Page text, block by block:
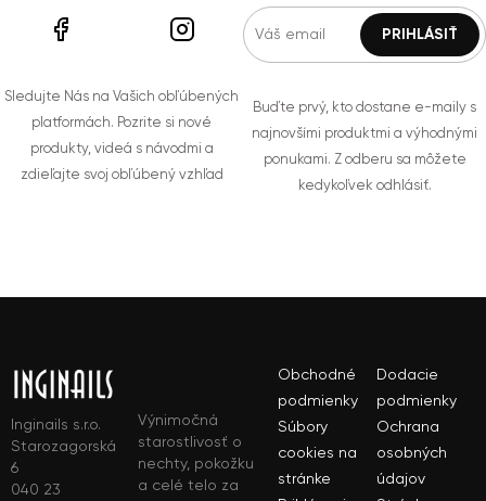
Sledujte Nás na Vašich obľúbených
platformách. Pozrite si nové
produkty, videá s návodmi a
zdieľajte svoj obľúbený vzhľad
Buďte prvý, kto dostane e-maily s
najnovšími produktmi a výhodnými
ponukami. Z odberu sa môžete
kedykoľvek odhlásiť.
Inginails s.r.o.
Starozagorská
6
040 23
Výnimočná
starostlivosť o
nechty, pokožku
a celé telo za
Obchodné
podmienky
Dodacie
podmienky
Súbory
cookies na
stránke
Ochrana
osobných
údajov